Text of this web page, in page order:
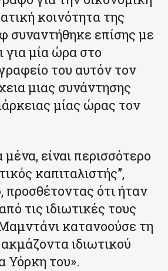
κοινότητα της
συναντήθηκε επίσης με
μία ώρα στο
του αυτόν τον
μιας συνάντησης
μίας ώρας τον
μένα, είναι περισσότερο
καπιταλιστής”,
προσθέτοντας ότι ήταν
τις ιδιωτικές τους
κατανοούσε τη
ιδιωτικού
Υόρκη του».